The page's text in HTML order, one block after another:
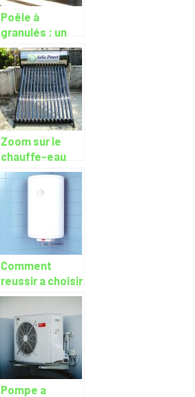
Poêle à
granulés : un
chauffage
design,
efficace et
écologique
Zoom sur le
chauffe-eau
ecologique
Comment
reussir a choisir
son chauffe-
eau electrique
Pompe a